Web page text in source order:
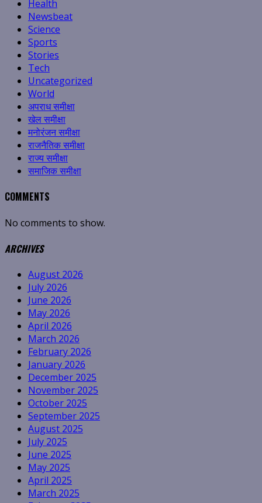
Health
Newsbeat
Science
Sports
Stories
Tech
Uncategorized
World
अपराध समीक्षा
खेल समीक्षा
मनोरंजन समीक्षा
राजनैतिक समीक्षा
राज्य समीक्षा
समाजिक समीक्षा
COMMENTS
No comments to show.
ARCHIVES
August 2026
July 2026
June 2026
May 2026
April 2026
March 2026
February 2026
January 2026
December 2025
November 2025
October 2025
September 2025
August 2025
July 2025
June 2025
May 2025
April 2025
March 2025